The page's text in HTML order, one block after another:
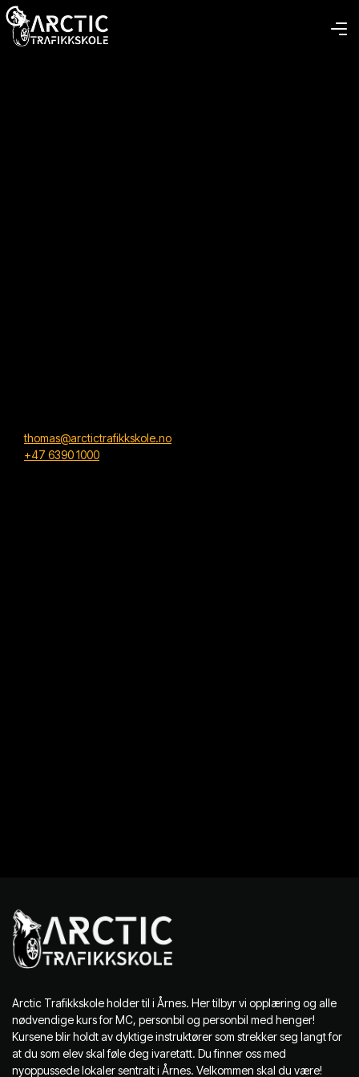
thomas@arctictrafikkskole.no
+47 6390 1000
Arctic Trafikkskole holder til i Årnes. Her tilbyr vi opplæring og alle
nødvendige kurs for MC, personbil og personbil med henger!
Kursene blir holdt av dyktige instruktører som strekker seg langt for
at du som elev skal føle deg ivaretatt. Du finner oss med
nyoppussede lokaler sentralt i Årnes. Velkommen skal du være!